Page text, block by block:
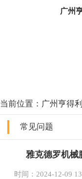
当前位置： 广州亨得
常见问题
雅克德罗机械
时间：2024-12-09